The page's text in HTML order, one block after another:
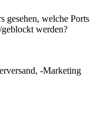
gesehen, welche Ports
werden?
-Marketing